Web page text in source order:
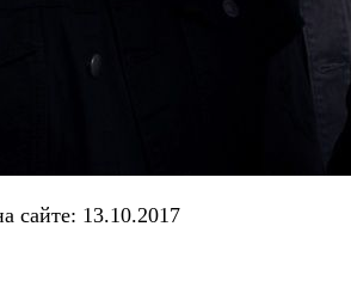
сайте: 13.10.2017